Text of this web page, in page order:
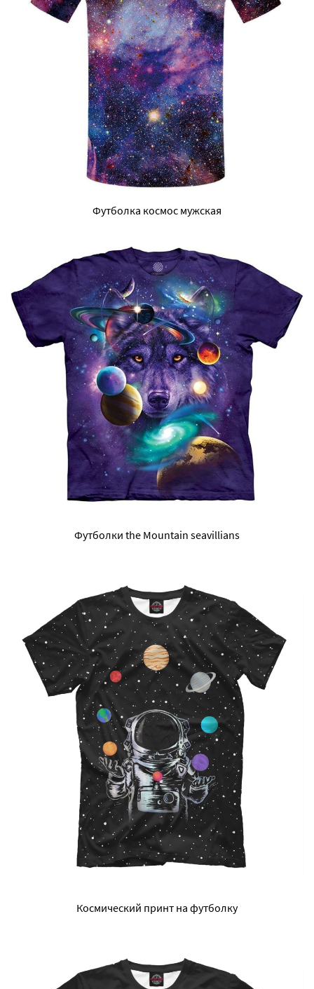
Футболка космос мужская
Футболки the Mountain seavillians
Космический принт на футболку